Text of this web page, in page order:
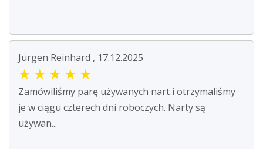
Jürgen Reinhard , 17.12.2025
★ ★ ★ ★ ★
Zamówiliśmy parę używanych nart i otrzymaliśmy
je w ciągu czterech dni roboczych. Narty są
używan...